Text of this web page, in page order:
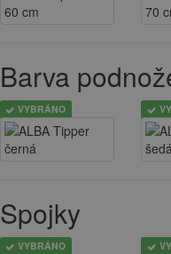
Barva
VYBRÁNO
Spojky
VYBRÁNO